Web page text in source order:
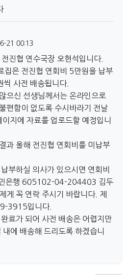
21 00:13
진협 연수국장 오현석입니다.
집은 전진협 연회비 5만원을 납부
씩 사전 배송됩니다.
으신 선생님께서는 온라인으로
편함이 없도록 수시바라기 전날
지에 자료를 업로드할 예정입니
과 올해 전진협 연회비를 미납부
부하실 의사가 있으시면 연회비
은행 605102-04-204403 김두
게 꼭 연락 주시기 바랍니다. 제
3915입니다.
료가 되어 사전 배송은 어렵지만
에 배송해 드리도록 하겠습니